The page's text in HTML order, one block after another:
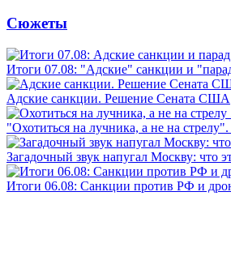
Сюжеты
Итоги 07.08: "Адские" санкции и
Адские санкции. Решение Сената США
"Охотиться на лучника, а не на
Загадочный звук напугал Москву: что
Итоги 06.08: Санкции против РФ и